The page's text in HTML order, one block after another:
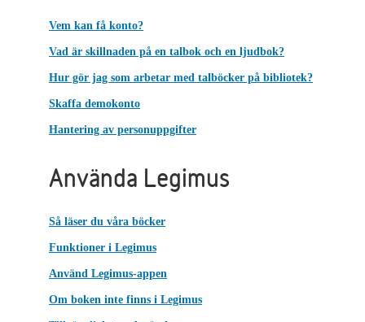
Vem kan få konto?
Vad är skillnaden på en talbok och en ljudbok?
Hur gör jag som arbetar med talböcker på bibliotek?
Skaffa demokonto
Hantering av personuppgifter
Använda Legimus
Så läser du våra böcker
Funktioner i Legimus
Använd Legimus-appen
Om boken inte finns i Legimus